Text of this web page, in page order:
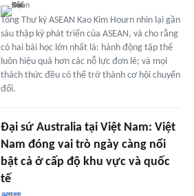
Tổng Thư ký ASEAN Kao Kim Hourn nhìn lại gần
sáu thập kỷ phát triển của ASEAN, và cho rằng
có hai bài học lớn nhất là: hành động tập thể
luôn hiệu quả hơn các nỗ lực đơn lẻ; và mọi
thách thức đều có thể trở thành cơ hội chuyển
đổi.
Đại sứ Australia tại Việt Nam: Việt
Nam đóng vai trò ngày càng nổi
bật cả ở cấp độ khu vực và quốc
tế